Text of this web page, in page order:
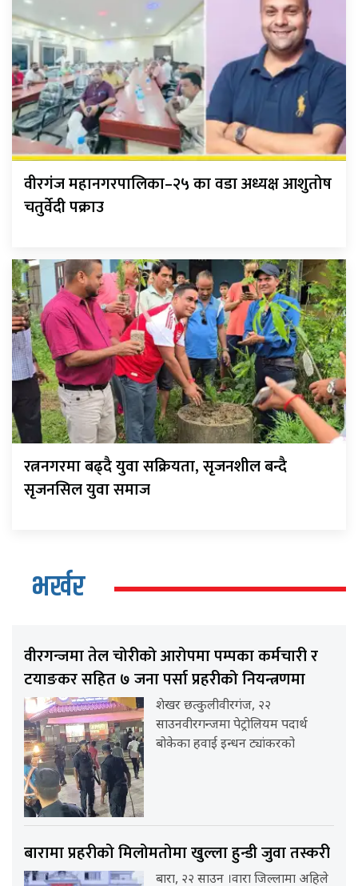
वीरगंज महानगरपालिका–२५ का वडा अध्यक्ष आशुतोष
चतुर्वेदी पक्राउ
रत्ननगरमा बढ्दै युवा सक्रियता, सृजनशील बन्दै
सृजनसिल युवा समाज
भर्खर
वीरगन्जमा तेल चोरीको आरोपमा पम्पका कर्मचारी र
टयाङकर सहित ७ जना पर्सा प्रहरीको नियन्त्रणमा
शेखर छत्कुलीवीरगंज, २२
साउनवीरगन्जमा पेट्रोलियम पदार्थ
बोकेका हवाई इन्धन ट्यांकरको
बारामा प्रहरीको मिलोमतोमा खुल्ला हुन्डी जुवा तस्करी
बारा, २२ साउन ।वारा जिल्लामा अहिले